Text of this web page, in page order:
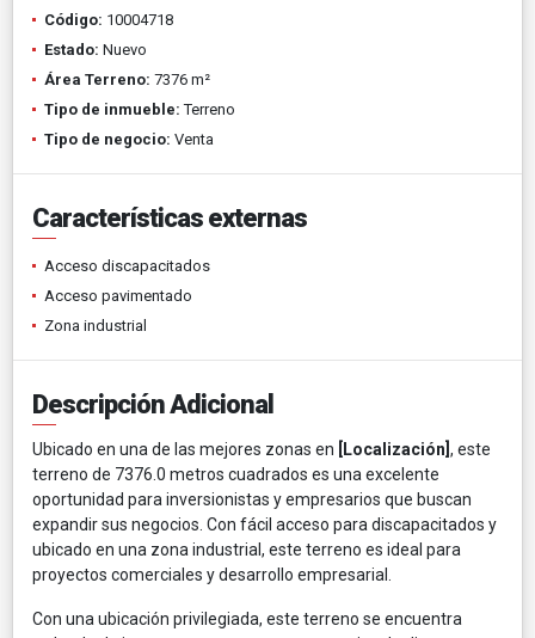
Código: 10004718
Estado: Nuevo
Área Terreno: 7376 m²
Tipo de inmueble: Terreno
Tipo de negocio: Venta
Características externas
Acceso discapacitados
Acceso pavimentado
Zona industrial
Descripción Adicional
Ubicado en una de las mejores zonas en [Localización] , este
terreno de 7376.0 metros cuadrados es una excelente
oportunidad para inversionistas y empresarios que buscan
expandir sus negocios. Con fácil acceso para discapacitados y
ubicado en una zona industrial, este terreno es ideal para
proyectos comerciales y desarrollo empresarial.
Con una ubicación privilegiada, este terreno se encuentra